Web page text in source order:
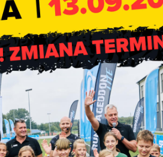
oraz informacjami
uprawnione do dodatku węglowego.
3 tony węgla w
przesłanym przez
przez organy rządowe składów